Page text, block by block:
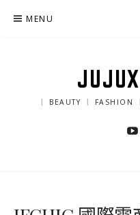
MENU
｜ BEAUTY ｜ FASHION